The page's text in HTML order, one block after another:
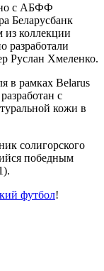
с АБФФ
Беларусбанк
коллекции
разработали
Руслан Хмеленко.
в рамках Belarus
с
кожи в
солигорского
победным
футбол!